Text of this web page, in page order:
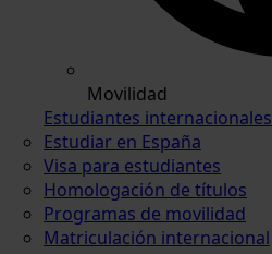
Movilidad
Estudiantes internacionales
Estudiar en España
Visa para estudiantes
Homologación de títulos
Programas de movilidad
Matriculación internacional